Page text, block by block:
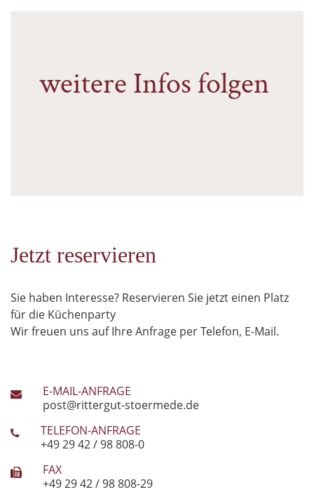
weitere Infos folgen
Jetzt reservieren
Sie haben Interesse? Reservieren Sie jetzt einen Platz
für die Küchenparty
Wir freuen uns auf Ihre Anfrage per Telefon, E-Mail.
E-MAIL-ANFRAGE
post@rittergut-stoermede.de
TELEFON-ANFRAGE
+49 29 42 / 98 808-0
FAX
+49 29 42 / 98 808-29